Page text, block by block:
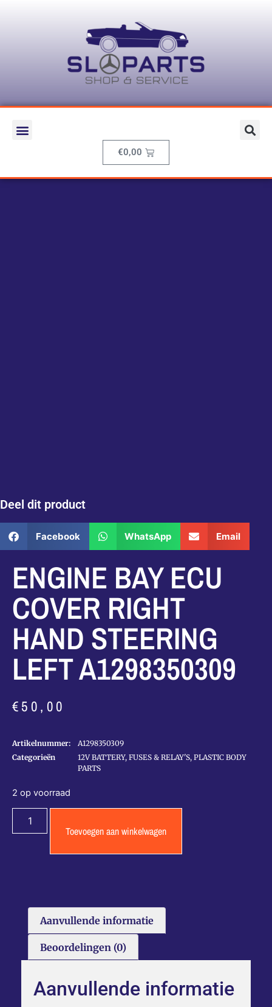
€0,00
Deel dit product
Facebook WhatsApp Email
ENGINE BAY ECU
COVER RIGHT
HAND STEERING
LEFT A1298350309
€50,00
Artikelnummer:
A1298350309
Categorieën
12V BATTERY, FUSES & RELAY'S, PLASTIC BODY
PARTS
2 op voorraad
Toevoegen aan winkelwagen
Aanvullende informatie
Beoordelingen (0)
Aanvullende informatie